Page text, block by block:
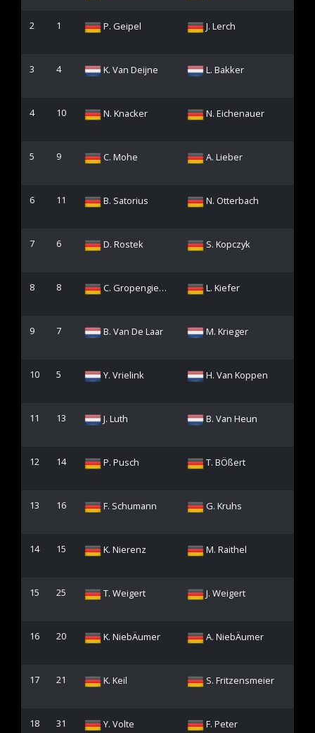
2 1 P. Geipel J. Lerch
3 4 K. Van Deijne L. Bakker
4 10 N. Knacker N. Eichenauer
5 9 C. Mohe A. Lieber
6 11 B. Satorius N. Otterbach
7 6 D. Rostek S. Kopczyk
8 8 C. Gropengiesser L. Kiefer
9 7 B. Van De Laar M. Krieger
10 5 Y. Vrielink H. Van Koppen
11 13 J. Luth B. Van Heun
12 14 P. Pusch T. BÖßert
13 16 F. Schumann G. Kruhs
14 15 K. Nierenz M. Raithel
15 25 T. Weigert J. Weigert
16 20 K. NiebÄumer A. NiebÄumer
17 21 K. Keil S. Fritzensmeier
18 31 Y. Volte F. Peter